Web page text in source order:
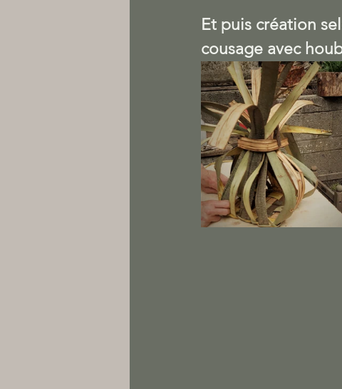
Et puis création
cousage avec